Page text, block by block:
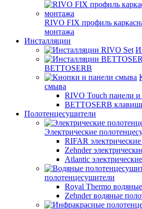
RIVO FIX профиль
монтажа
Инсталляции
BETTOSERB
смыва
RIVO Touch панели
BETTOSERB
Полотенцесушители
Электрические
RIFAR
Zehnder
Atlantic
полотенцесушители
Royal Thermo
Zehnder водяные